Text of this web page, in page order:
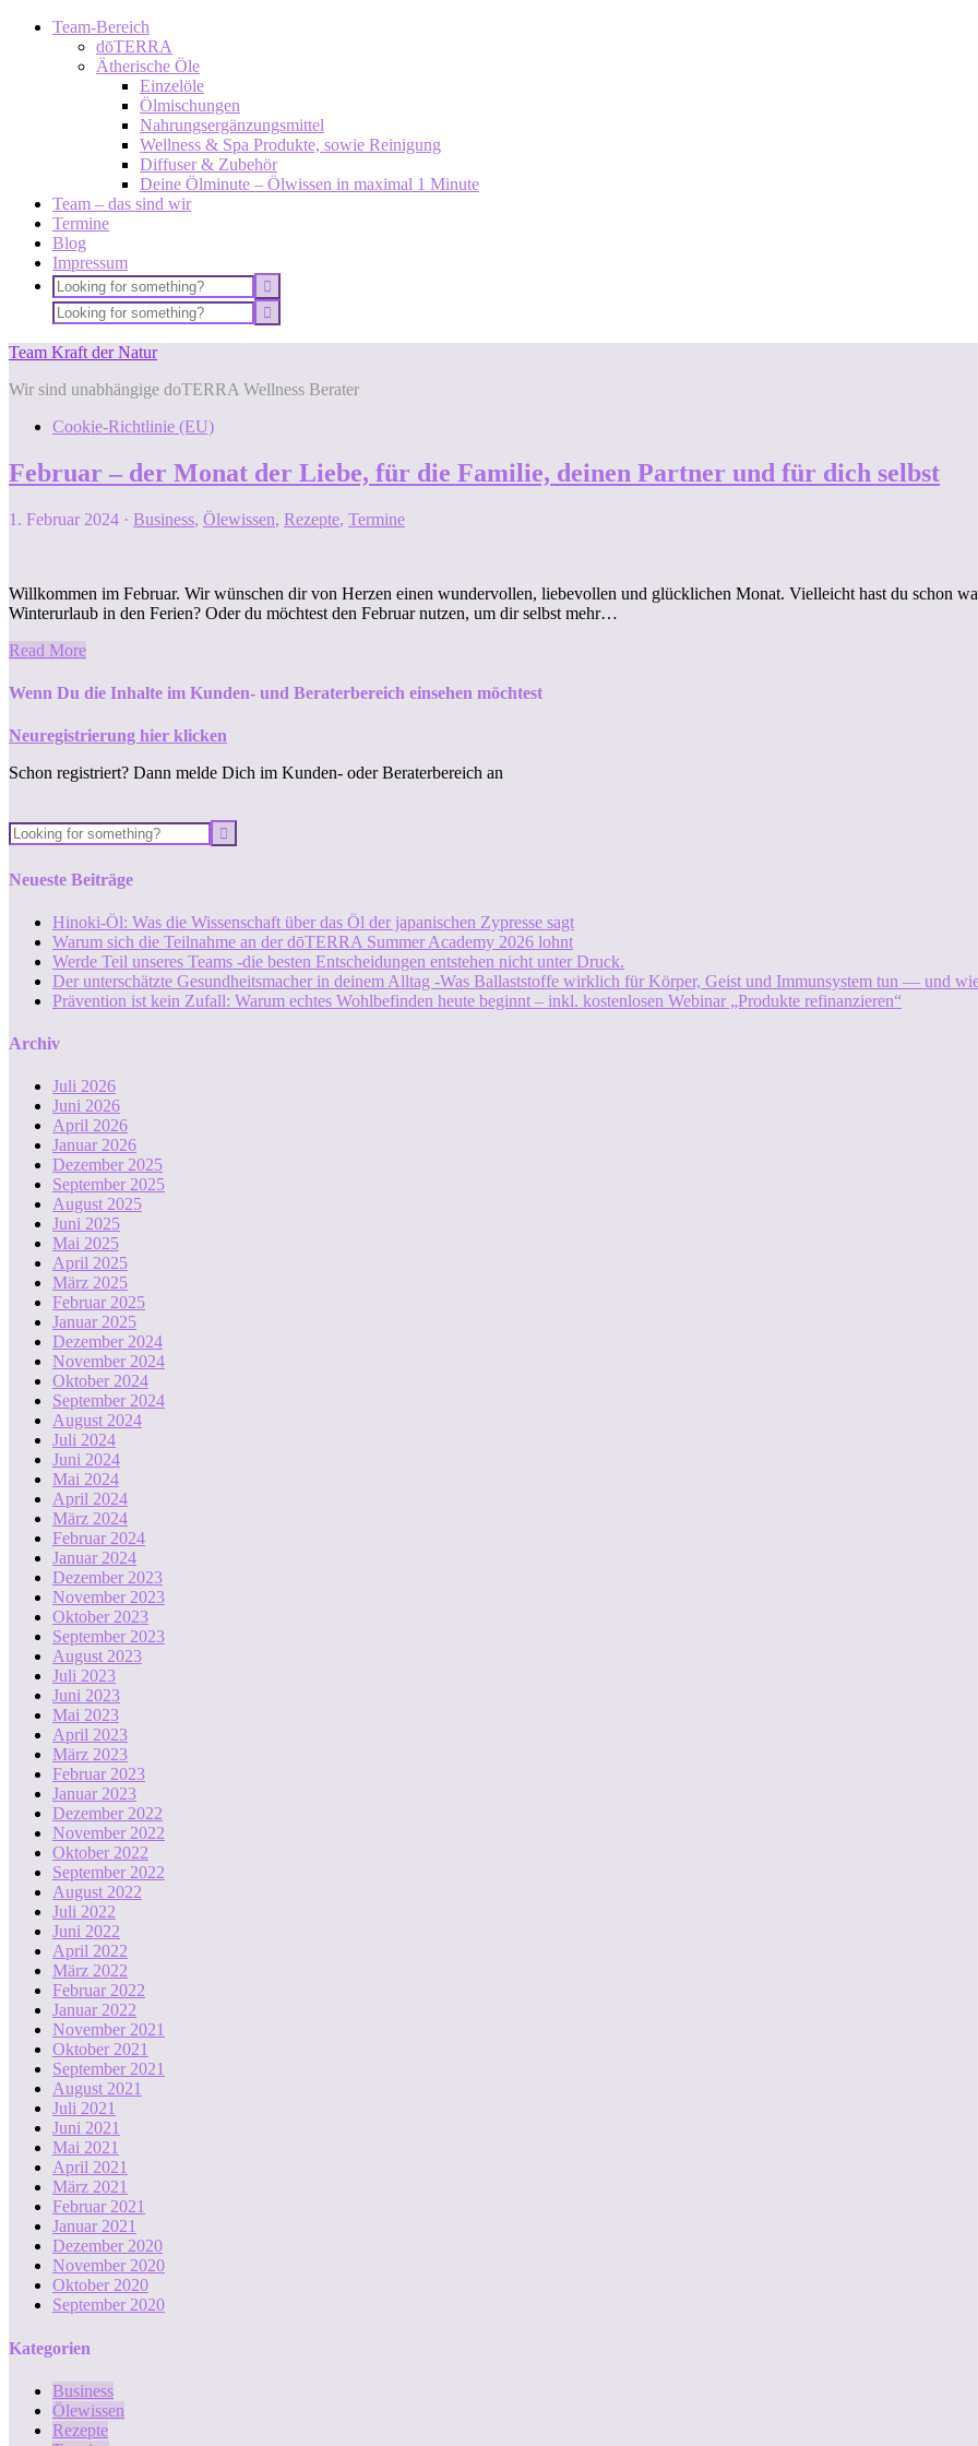
Team-Bereich
dōTERRA
Ätherische Öle
Einzelöle
Ölmischungen
Nahrungsergänzungsmittel
Wellness & Spa Produkte, sowie Reinigung
Diffuser & Zubehör
Deine Ölminute – Ölwissen in maximal 1 Minute
Team – das sind wir
Termine
Blog
Impressum
Team Kraft der Natur
Wir sind unabhängige doTERRA Wellness Berater
Cookie-Richtlinie (EU)
Februar – der Monat der Liebe, für die Familie, deinen Partner und für dich selbst
1. Februar 2024 · Business, Ölewissen, Rezepte, Termine
Willkommen im Februar. Wir wünschen dir von Herzen einen wundervollen, liebevollen und glücklichen Monat. Vielleicht hast du schon
Winterurlaub in den Ferien? Oder du möchtest den Februar nutzen, um dir selbst mehr…
Read More
Wenn Du die Inhalte im Kunden- und Beraterbereich einsehen möchtest
Neuregistrierung hier klicken
Schon registriert? Dann melde Dich im Kunden- oder Beraterbereich an
Neueste Beiträge
Hinoki-Öl: Was die Wissenschaft über das Öl der japanischen Zypresse sagt
Warum sich die Teilnahme an der dōTERRA Summer Academy 2026 lohnt
Werde Teil unseres Teams -die besten Entscheidungen entstehen nicht unter Druck.
Der unterschätzte Gesundheitsmacher in deinem Alltag -Was Ballaststoffe wirklich für Körper, Geist und Immunsystem tun — und
Prävention ist kein Zufall: Warum echtes Wohlbefinden heute beginnt – inkl. kostenlosen Webinar „Produkte refinanzieren“
Archiv
Juli 2026
Juni 2026
April 2026
Januar 2026
Dezember 2025
September 2025
August 2025
Juni 2025
Mai 2025
April 2025
März 2025
Februar 2025
Januar 2025
Dezember 2024
November 2024
Oktober 2024
September 2024
August 2024
Juli 2024
Juni 2024
Mai 2024
April 2024
März 2024
Februar 2024
Januar 2024
Dezember 2023
November 2023
Oktober 2023
September 2023
August 2023
Juli 2023
Juni 2023
Mai 2023
April 2023
März 2023
Februar 2023
Januar 2023
Dezember 2022
November 2022
Oktober 2022
September 2022
August 2022
Juli 2022
Juni 2022
April 2022
März 2022
Februar 2022
Januar 2022
November 2021
Oktober 2021
September 2021
August 2021
Juli 2021
Juni 2021
Mai 2021
April 2021
März 2021
Februar 2021
Januar 2021
Dezember 2020
November 2020
Oktober 2020
September 2020
Kategorien
Business
Ölewissen
Rezepte